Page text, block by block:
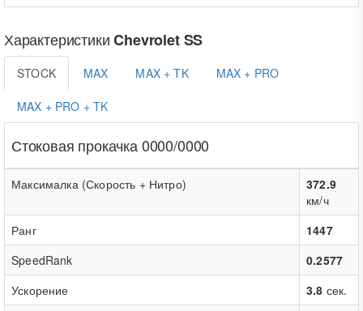
ХарактеристикиChevrolet SS
STOCK MAX MAX + TK MAX + PRO
MAX + PRO + TK
Стоковая прокачка 0000/0000
Максималка (Скорость + Нитро)
372.9
км/ч
Ранг
1447
SpeedRank
0.2577
Ускорение
3.8 сек.